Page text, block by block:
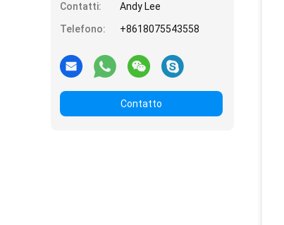
Contatti:
Andy Lee
Telefono:
+8618075543558
Contatto